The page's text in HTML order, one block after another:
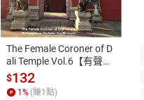
ATM轉帳、信用卡、
The Female Coroner of D
ali Temple Vol.6【有聲
書】
$132
1% (賺1點)